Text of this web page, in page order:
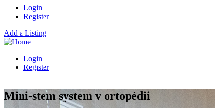
Login
Register
Add a Listing
Login
Register
Mini-stem system v ortopédii